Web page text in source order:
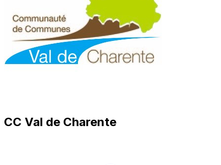
CC Val de Charente